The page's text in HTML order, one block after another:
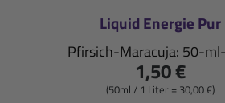
Liquid Energie Pur
Pfirsich-Maracuja: 50-
1,50 €
(50ml / 1 Liter = 30,00 €)